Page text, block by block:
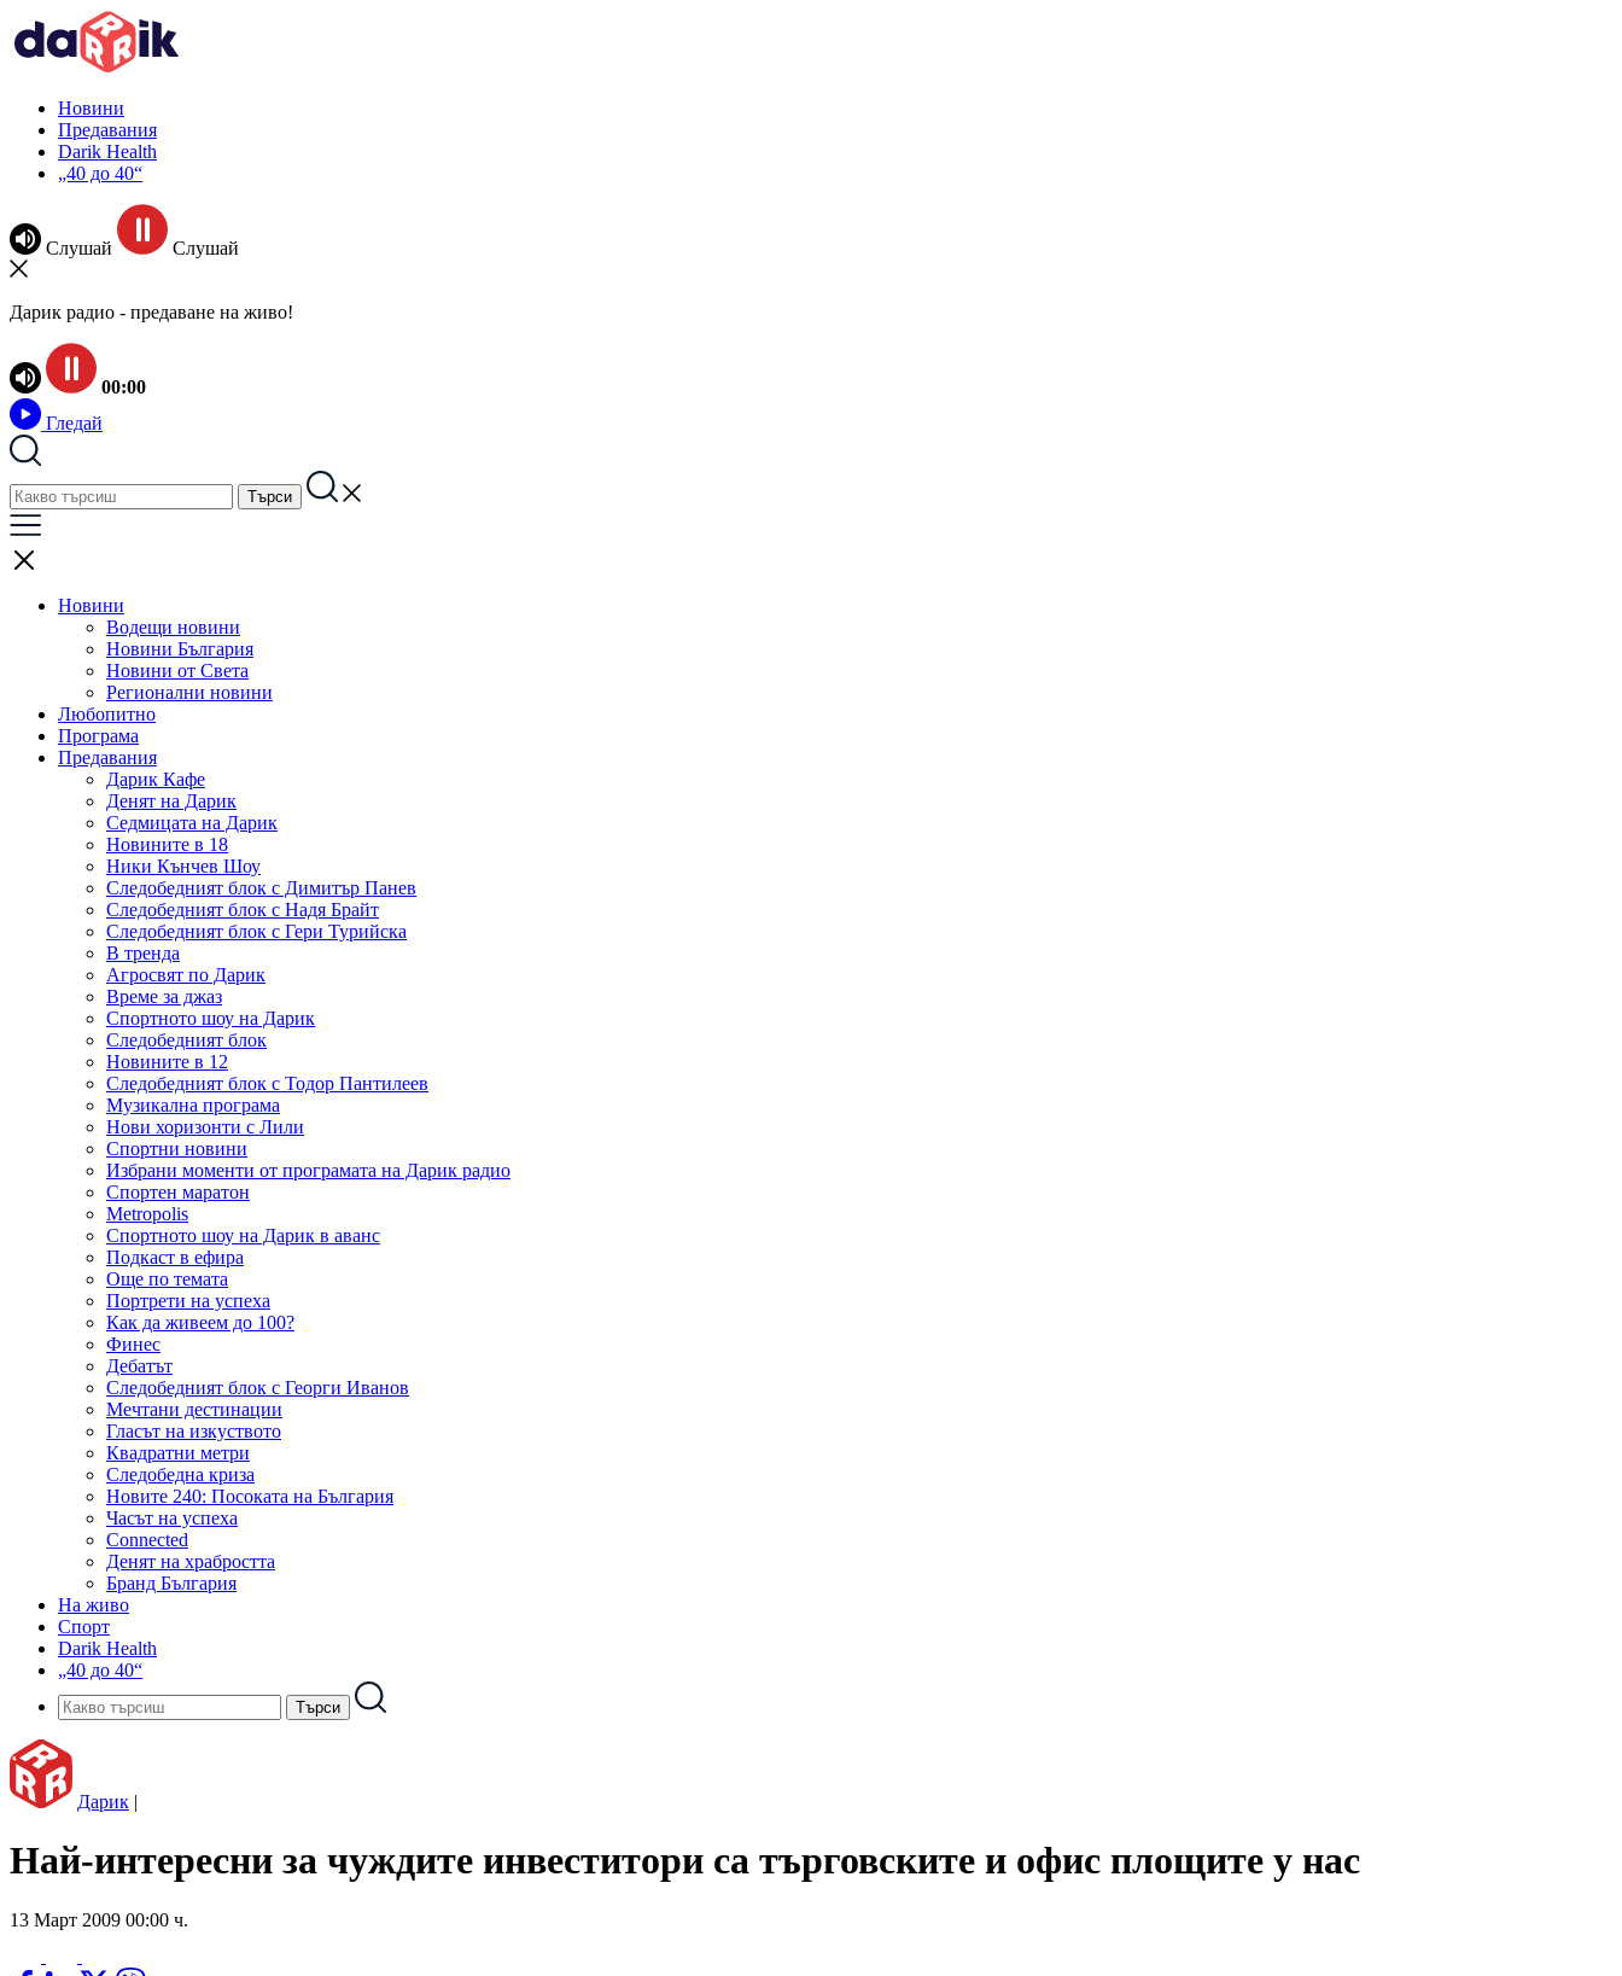
Новини
Предавания
Darik Health
„40 до 40“
Слушай Слушай
Дарик радио - предаване на живо!
00:00
Гледай
Новини
Водещи новини
Новини България
Новини от Света
Регионални новини
Любопитно
Програма
Предавания
Дарик Кафе
Денят на Дарик
Седмицата на Дарик
Новините в 18
Ники Кънчев Шоу
Следобедният блок с Димитър Панев
Следобедният блок с Надя Брайт
Следобедният блок с Гери Турийска
В тренда
Агросвят по Дарик
Време за джаз
Спортното шоу на Дарик
Следобедният блок
Новините в 12
Следобедният блок с Тодор Пантилеев
Музикална програма
Нови хоризонти с Лили
Спортни новини
Избрани моменти от програмата на Дарик радио
Спортен маратон
Metropolis
Спортното шоу на Дарик в аванс
Подкаст в ефира
Още по темата
Портрети на успеха
Как да живеем до 100?
Финес
Дебатът
Следобедният блок с Георги Иванов
Мечтани дестинации
Гласът на изкуството
Квадратни метри
Следобедна криза
Новите 240: Посоката на България
Часът на успеха
Connected
Денят на храбростта
Бранд България
На живо
Спорт
Darik Health
„40 до 40“
Дарик |
Най-интересни за чуждите инвеститори са търговските и офис площите у нас
13 Март 2009 00:00 ч.